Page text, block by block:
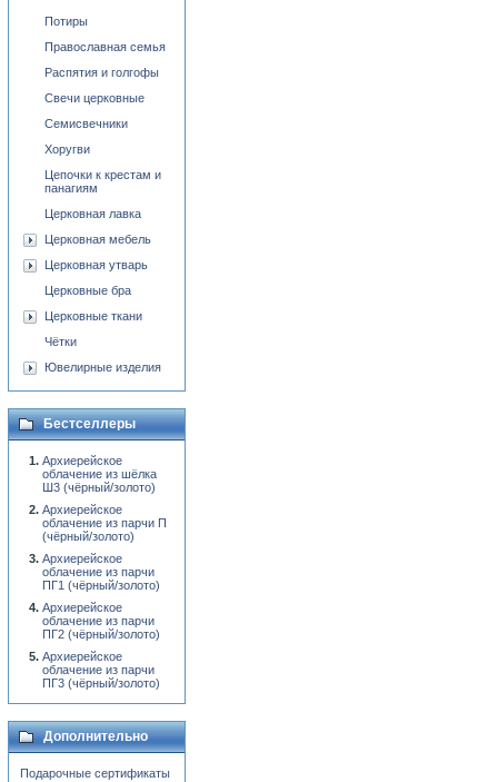
Потиры
Православная семья
Распятия и голгофы
Свечи церковные
Семисвечники
Хоругви
Цепочки к крестам и
панагиям
Церковная лавка
Церковная мебель
Церковная утварь
Церковные бра
Церковные ткани
Чётки
Ювелирные изделия
Бестселлеры
Архиерейское
облачение из шёлка
Ш3 (чёрный/золото)
Архиерейское
облачение из парчи П
(чёрный/золото)
Архиерейское
облачение из парчи
ПГ1 (чёрный/золото)
Архиерейское
облачение из парчи
ПГ2 (чёрный/золото)
Архиерейское
облачение из парчи
ПГ3 (чёрный/золото)
Дополнительно
Подарочные сертификаты